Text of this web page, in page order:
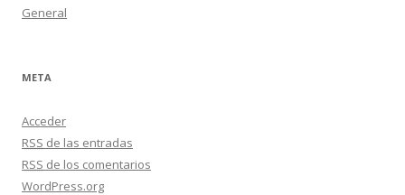
General
META
Acceder
RSS de las entradas
RSS de los comentarios
WordPress.org